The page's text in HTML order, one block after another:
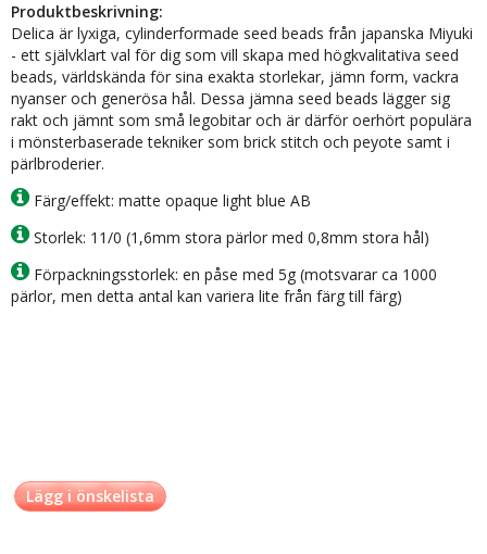
Produktbeskrivning:
Delica är lyxiga, cylinderformade seed beads från japanska Miyuki
- ett självklart val för dig som vill skapa med högkvalitativa seed
beads, världskända för sina exakta storlekar, jämn form, vackra
nyanser och generösa hål. Dessa jämna seed beads lägger sig
rakt och jämnt som små legobitar och är därför oerhört populära
i mönsterbaserade tekniker som brick stitch och peyote samt i
pärlbroderier.
Färg/effekt: matte opaque light blue AB
Storlek: 11/0 (1,6mm stora pärlor med 0,8mm stora hål)
Förpackningsstorlek: en påse med 5g (motsvarar ca 1000
pärlor, men detta antal kan variera lite från färg till färg)
Lägg i önskelista